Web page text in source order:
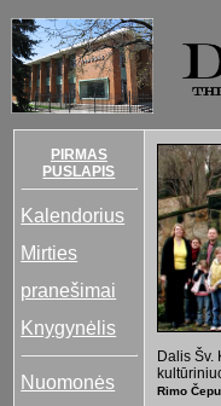
PIRMAS
PUSLAPIS
Kalendorius
Mirties
pranešimai
Knygynėlis
Nuomonės
Dalis Šv.
Rimo